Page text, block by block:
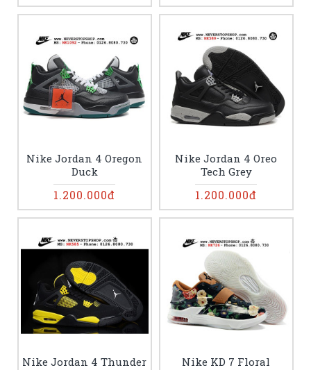
Nike Jordan 4 Oregon
Duck
1.200.000đ
Nike Jordan 4 Oreo
Tech Grey
1.200.000đ
Nike Jordan 4 Thunder Nike KD 7 Floral